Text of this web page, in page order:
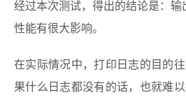
经过本次测试，得出的结论是：输
性能有很大影响。
在实际情况中，打印日志的目的
果什么日志都没有的话，也就难